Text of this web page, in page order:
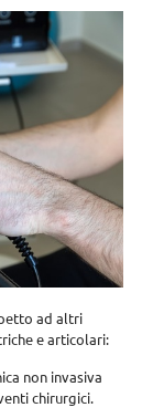
ad altri
e articolari:
non invasiva
chirurgici.